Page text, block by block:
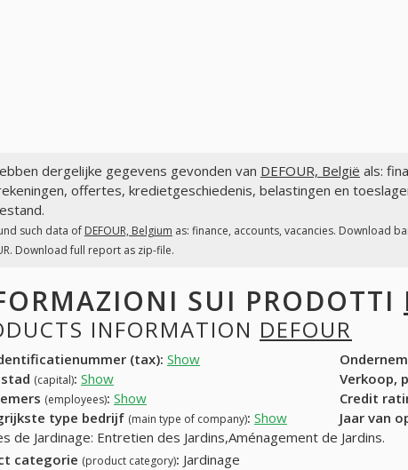
dergelijke gegevens gevonden van DEFOUR, België als:
offertes, kredietgeschiedenis, belastingen en
such data of DEFOUR, Belgium as: finance, accounts, vacancies. Download
Download full report as zip-file.
SUI PRODOTTI
INFORMATION DEFOUR
(tax): Show
(capital): Show Verkoop,
(employees): Show Credit
type bedrijf (main type of company): Show Jaar van
de Jardinage: Entretien des Jardins,Aménagement de Jardins.
categorie (product category): Jardinage